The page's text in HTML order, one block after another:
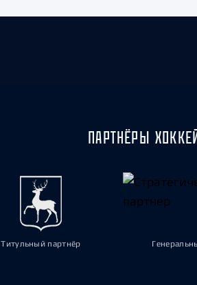
ПАРТНЁРЫ
Титульный партнёр